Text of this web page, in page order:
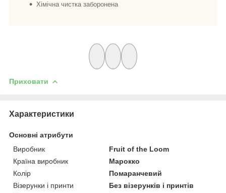
Хімічна чистка заборонена
Приховати
Характеристики
Основні атрибути
Виробник
Fruit of the Loom
Країна виробник
Марокко
Колір
Помаранчевий
Візерунки і принти
Без візерунків і принтів